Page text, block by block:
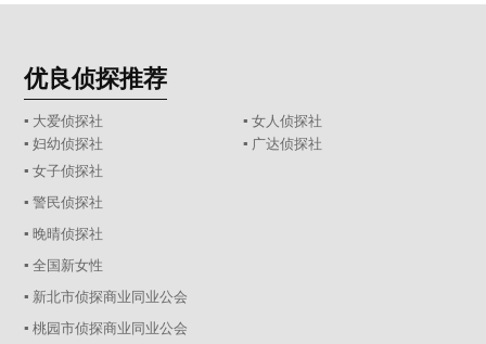
优良侦探推荐
▪ 大爱侦探社
▪ 女人侦探社
▪ 妇幼侦探社
▪ 广达侦探社
▪ 女子侦探社
▪ 警民侦探社
▪ 晚晴侦探社
▪ 全国新女性
▪ 新北市侦探商业同业公会
▪ 桃园市侦探商业同业公会